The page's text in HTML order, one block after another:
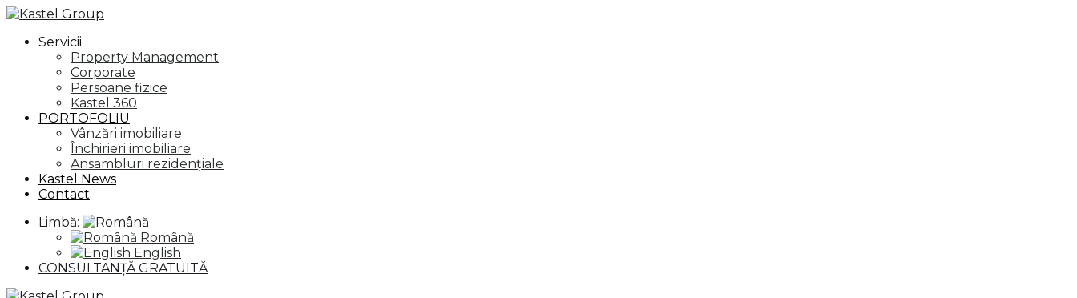
Servicii
Property Management
Corporate
Persoane fizice
Kastel 360
PORTOFOLIU
Vânzări imobiliare
Închirieri imobiliare
Ansambluri rezidențiale
Kastel News
Contact
Limbă:
Română
English
CONSULTANȚĂ GRATUITĂ